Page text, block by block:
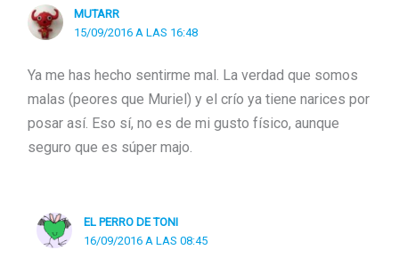
MUTARR
15/09/2016 A LAS 16:48
Ya me has hecho sentirme mal. La verdad que somos
malas (peores que Muriel) y el crío ya tiene narices por
posar así. Eso sí, no es de mi gusto físico, aunque
seguro que es súper majo.
EL PERRO DE TONI
16/09/2016 A LAS 08:45